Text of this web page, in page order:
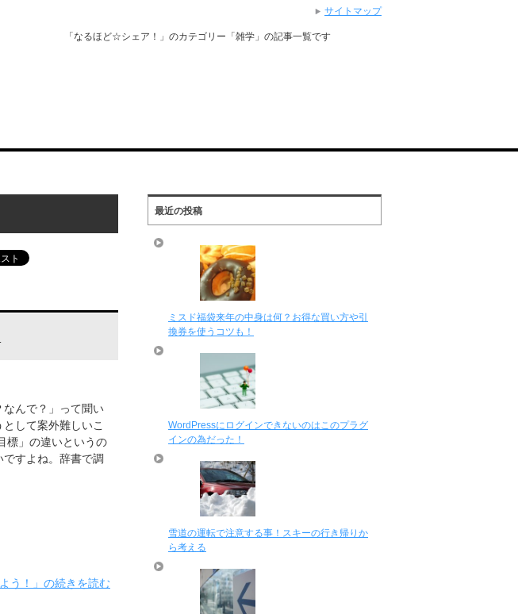
「なるほど☆シェア！」のカテゴリー「雑学」の記事一覧です
んで？」って聞い
して案外難しいこ
標」の違いというの
すよね。辞書で調
う！」の続きを読む
最近の投稿
ミスド福袋来年の中身は何？お得な買い方や引
換券を使うコツも！
WordPressにログインできないのはこのプラグ
インの為だった！
雪道の運転で注意する事！スキーの行き帰りか
ら考える
サイトマップ